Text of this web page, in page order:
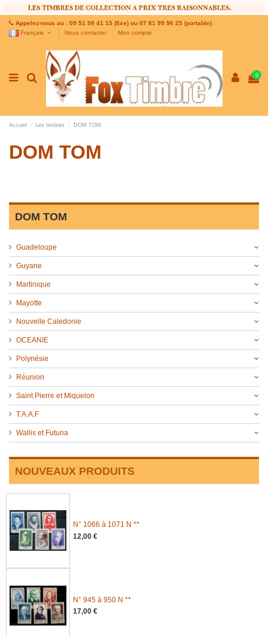
Appelez-nous au : 09 51 98 41 15 (fixe) ou 07 81 99 96 25 (portable)
Français
Nous contacter Mon compte
0
Accueil Les timbres DOM TOM
DOM TOM
DOM TOM
Guadeloupe
Guyane
Martinique
Mayotte
Nouvelle Caledonie
OCEANIE
Polynésie
Réunion
Saint Pierre et Miquelon
T.A.A.F
Wallis et Futuna
NOUVEAUX PRODUITS
N° 1066 à 1071 N **
12,00 €
N° 945 à 950 N **
17,00 €